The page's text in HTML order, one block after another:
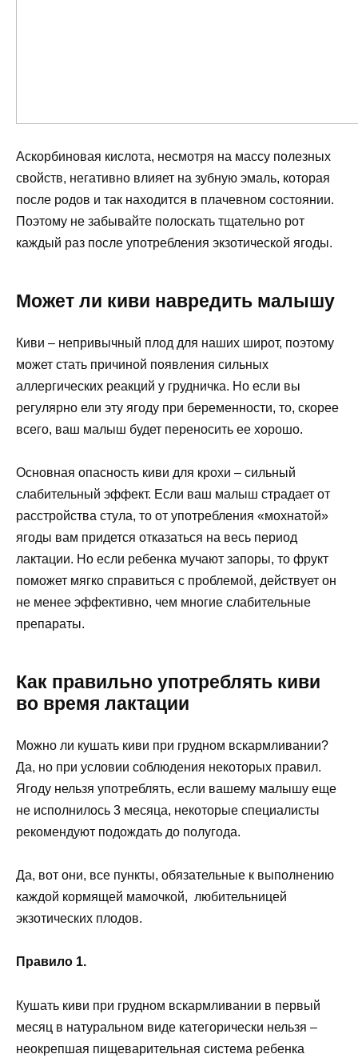
Аскорбиновая кислота, несмотря на массу полезных
свойств, негативно влияет на зубную эмаль, которая
после родов и так находится в плачевном состоянии.
Поэтому не забывайте полоскать тщательно рот
каждый раз после употребления экзотической ягоды.
Может ли киви навредить малышу
Киви – непривычный плод для наших широт, поэтому
может стать причиной появления сильных
аллергических реакций у грудничка. Но если вы
регулярно ели эту ягоду при беременности, то, скорее
всего, ваш малыш будет переносить ее хорошо.
Основная опасность киви для крохи – сильный
слабительный эффект. Если ваш малыш страдает от
расстройства стула, то от употребления «мохнатой»
ягоды вам придется отказаться на весь период
лактации. Но если ребенка мучают запоры, то фрукт
поможет мягко справиться с проблемой, действует он
не менее эффективно, чем многие слабительные
препараты.
Как правильно употреблять киви
во время лактации
Можно ли кушать киви при грудном вскармливании?
Да, но при условии соблюдения некоторых правил.
Ягоду нельзя употреблять, если вашему малышу еще
не исполнилось 3 месяца, некоторые специалисты
рекомендуют подождать до полугода.
Да, вот они, все пункты, обязательные к выполнению
каждой кормящей мамочкой, любительницей
экзотических плодов.
Правило 1.
Кушать киви при грудном вскармливании в первый
месяц в натуральном виде категорически нельзя –
неокрепшая пищеварительная система ребенка